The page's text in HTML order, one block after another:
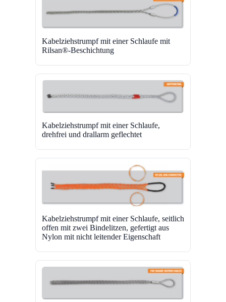
Kabelziehstrumpf mit einer Schlaufe mit
Rilsan®-Beschichtung
Kabelziehstrumpf mit einer Schlaufe,
drehfrei und drallarm geflechtet
Kabelziehstrumpf mit einer Schlaufe, seitlich
offen mit zwei Bindelitzen, gefertigt aus
Nylon mit nicht leitender Eigenschaft